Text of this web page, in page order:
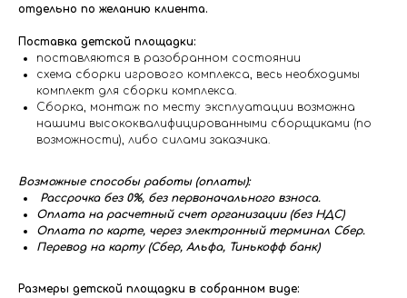
отдельно по желанию клиента.
Поставка детской площадки:
поставляются в разобранном состоянии
схема сборки игрового комплекса, весь необходимы
комплект для сборки комплекса.
Сборка, монтаж по месту эксплуатации возможна
нашими высококвалифицированными сборщиками (по
возможности), либо силами заказчика.
Возможные способы работы (оплаты):
Рассрочка без 0%, без первоначального взноса.
Оплата на расчетный счет организации (без НДС)
Оплата по карте, через электронный терминал Сбер.
Перевод на карту (Сбер, Альфа, Тинькофф банк)
Размеры детской площадки в собранном виде: